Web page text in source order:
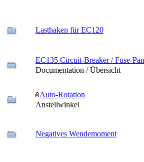
Lasthaken für EC120
EC135 Circuit-Breaker / Fuse-
Documentation / Übersicht
Auto-Rotation
Anstellwinkel
Negatives Wendemoment